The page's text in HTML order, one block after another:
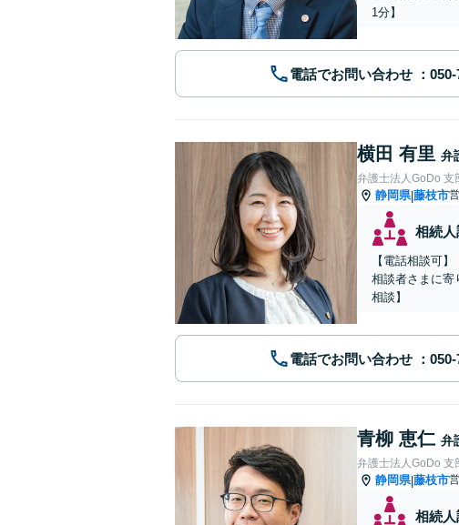
1分】
電話でお問い合わせ
横田 有里 弁
弁護士法人GoDo 支
静岡県|藤枝市
相続
【電話相談可
相談者さまに寄
相談】
電話でお問い合わせ
青柳 恵仁 弁
弁護士法人GoDo 支
静岡県|藤枝市
相続